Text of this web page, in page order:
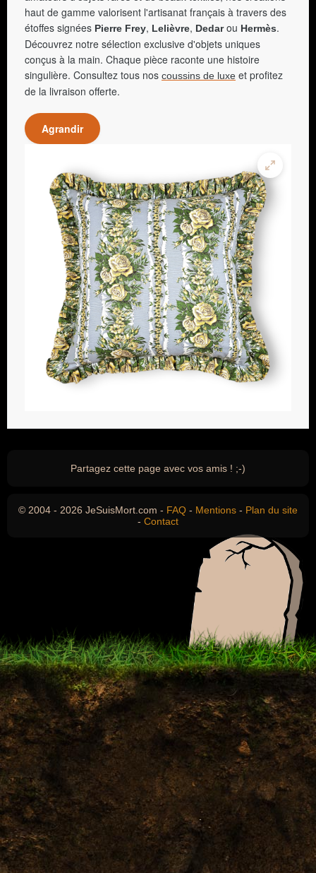
haut de gamme valorisent l'artisanat français à travers des
étoffes signées Pierre Frey, Lelièvre, Dedarou Hermès.
Découvrez notre sélection exclusive d'objets uniques
conçus à la main. Chaque pièce raconte une histoire
singulière. Consultez tous nos coussins de luxe et profitez
de la livraison offerte.
Agrandir
Partagez cette page avec vos amis ! ;-)
© 2004 - 2026 JeSuisMort.com - FAQ - Mentions - Plan du site
- Contact